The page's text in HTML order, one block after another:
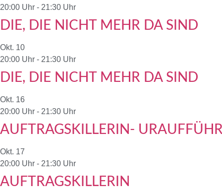
20:00 Uhr - 21:30 Uhr
DIE, DIE NICHT MEHR DA SIND
Okt. 10
20:00 Uhr - 21:30 Uhr
DIE, DIE NICHT MEHR DA SIND
Okt. 16
20:00 Uhr - 21:30 Uhr
AUFTRAGSKILLERIN-
Okt. 17
20:00 Uhr - 21:30 Uhr
AUFTRAGSKILLERIN